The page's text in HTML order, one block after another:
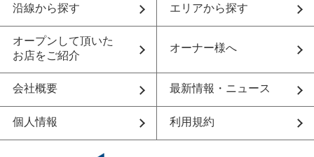
沿線から探す エリアから探す
オープンして頂いた
お店をご紹介
オーナー様へ
会社概要 最新情報・ニュース
個人情報 利用規約